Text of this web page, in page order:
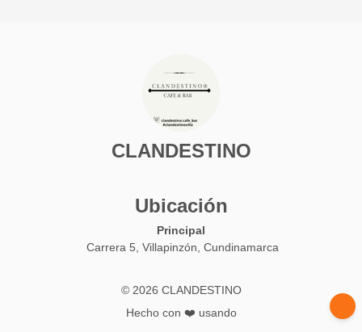
CLANDESTINO
Ubicación
Principal
Carrera 5, Villapinzón, Cundinamarca
© 2026 CLANDESTINO
Hecho con ❤️ usando